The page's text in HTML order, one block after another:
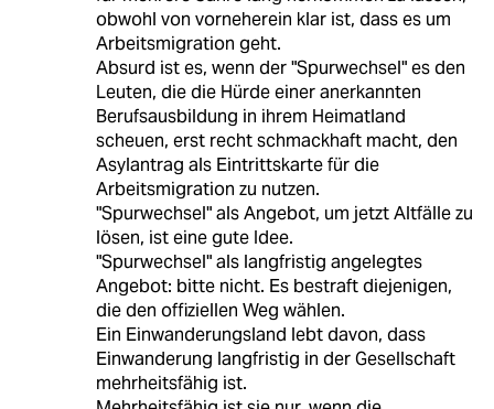
obwohl von vorneherein klar ist, dass es um
Arbeitsmigration geht.
Absurd ist es, wenn der "Spurwechsel" es den
Leuten, die die Hürde einer anerkannten
Berufsausbildung in ihrem Heimatland
scheuen, erst recht schmackhaft macht, den
Asylantrag als Eintrittskarte für die
Arbeitsmigration zu nutzen.
"Spurwechsel" als Angebot, um jetzt Altfälle zu
lösen, ist eine gute Idee.
"Spurwechsel" als langfristig angelegtes
Angebot: bitte nicht. Es bestraft diejenigen,
die den offiziellen Weg wählen.
Ein Einwanderungsland lebt davon, dass
Einwanderung langfristig in der Gesellschaft
mehrheitsfähig ist.